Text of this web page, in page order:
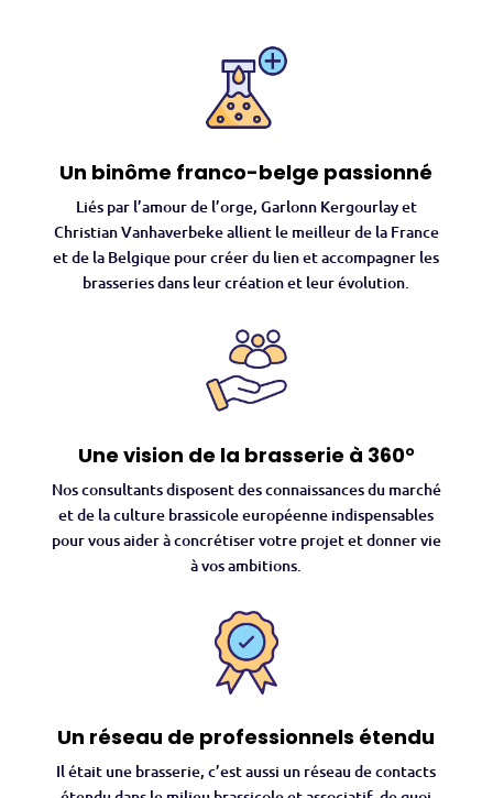
Un binôme franco-belge passionné
Liés par l’amour de l’orge, Garlonn Kergourlay et
Christian Vanhaverbeke allient le meilleur de la France
et de la Belgique pour créer du lien et accompagner les
brasseries dans leur création et leur évolution.
Une vision de la brasserie à 360°
Nos consultants disposent des connaissances du marché
et de la culture brassicole européenne indispensables
pour vous aider à concrétiser votre projet et donner vie
à vos ambitions.
Un réseau de professionnels étendu
Il était une brasserie, c’est aussi un réseau de contacts